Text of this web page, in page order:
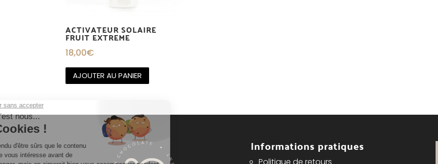
ACTIVATEUR SOLAIRE
FRUIT EXTREME
18,00€
AJOUTER AU PANIER
Informations pratiques